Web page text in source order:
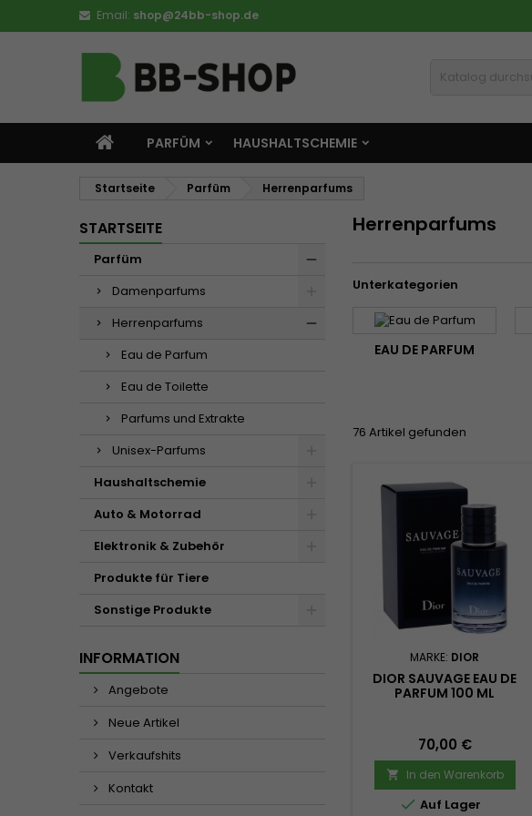
Email: shop@24bb-shop.de
PARFÜM HAUSHALTSCHEMIE
Startseite Parfüm Herrenparfums
STARTSEITE
Parfüm
Damenparfums
Herrenparfums
Eau de Parfum
Eau de Toilette
Parfums und Extrakte
Unisex-Parfums
Haushaltschemie
Auto & Motorrad
Elektronik & Zubehör
Produkte für Tiere
Sonstige Produkte
INFORMATION
Angebote
Neue Artikel
Verkaufshits
Kontakt
Herrenparfums
Unterkategorien
EAU DE PARFUM
76 Artikel gefunden
MARKE: DIOR
DIOR SAUVAGE EAU DE
PARFUM 100 ML
Preis
70,00 €
 In den Warenkorb
 Auf Lager